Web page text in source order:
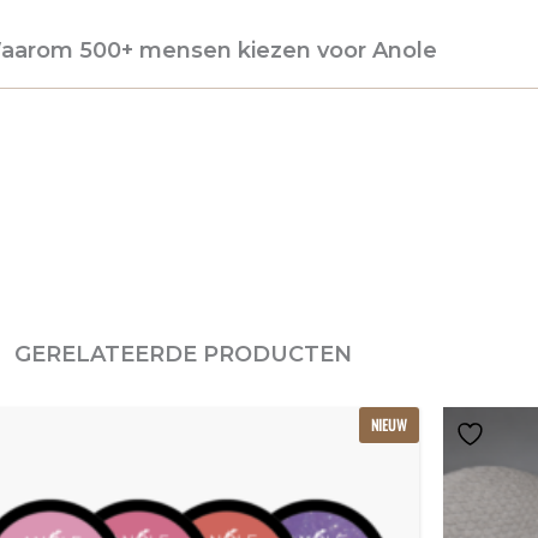
500+ mensen kiezen voor Anole
GERELATEERDE PRODUCTEN
NIEUW